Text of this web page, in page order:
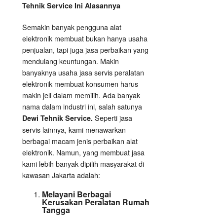
Tehnik Service Ini Alasannya
Semakin banyak pengguna alat
elektronik membuat bukan hanya usaha
penjualan, tapi juga jasa perbaikan yang
mendulang keuntungan. Makin
banyaknya usaha jasa servis peralatan
elektronik membuat konsumen harus
makin jeli dalam memilih. Ada banyak
nama dalam industri ini, salah satunya
Dewi Tehnik Service. Seperti jasa
servis lainnya, kami menawarkan
berbagai macam jenis perbaikan alat
elektronik. Namun, yang membuat jasa
kami lebih banyak dipilih masyarakat di
kawasan Jakarta adalah:
Melayani Berbagai
Kerusakan Peralatan Rumah
Tangga